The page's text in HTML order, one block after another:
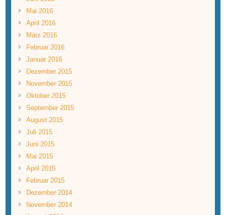
Mai 2016
April 2016
März 2016
Februar 2016
Januar 2016
Dezember 2015
November 2015
Oktober 2015
September 2015
August 2015
Juli 2015
Juni 2015
Mai 2015
April 2015
Februar 2015
Dezember 2014
November 2014